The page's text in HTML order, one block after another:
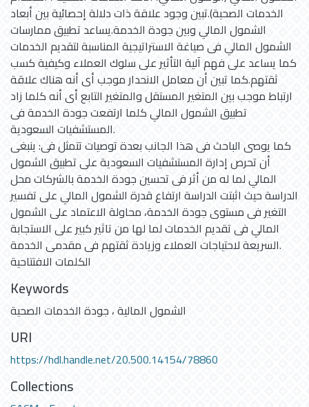
الخدمات الصحية).تبين وجود علاقة ذات دلالة إحصائية بين أبعاد
الشمول المالي وبين جودة الخدمة.يساعد تطبيق ممارسات
الشمول المالي فى صياغة الاستراتيجية المناسبة لتقديم الخدمات
كما يساعد على فهم آلية التأثير على سلوك العملاء وكيفية كسب
ثقتهم.كما تبين أن معامل الانحدار موجب أى أنه هناك علاقة
ارتباط موجب بين المتغير المستقل والمتغير التابع أى أنه كلما زاد
تطبيق الشمول المالي كلما ارتفعت جودة الخدمة فى
المستشفيات السعودية.
كما يوصى الباحث فى هذا الجانب بعدة توصيات تتمثل فى: ينبغى
أن تحرص إدارة المستشفيات السعودية على تطبيق الشمول
المالي لما له من أثر فى تحسين جودة الخدمة بالشركات محل
الدراسة حيث اثبتت الدراسة ارتفاع قدرة الشمول المالي على تفسير
التغير فى مستوى جودة الخدمة، محاولة الاعتماد على الشمول
المالي فى تقديم الخدمات لما لها من تاثير كبير على الاستجابة
السريعة لاحتياجات العملاء وزيادة ثقتهم فى مقدمى الخدمة.
الكلمات الافتتاحية
Keywords
الشمول المالية ، جودة الخدمات الصحية
URI
https://hdl.handle.net/20.500.14154/78860
Collections